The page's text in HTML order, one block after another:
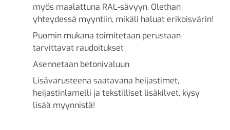
myös maalattuna RAL-sävyyn. Olethan
yhteydessä myyntiin, mikäli haluat erikoisvärin!
Puomin mukana toimitetaan perustaan
tarvittavat raudoitukset
Asennetaan betonivaluun
Lisävarusteena saatavana heijastimet,
heijastinlamelli ja tekstilliset lisäkilvet, kysy
lisää myynnistä!